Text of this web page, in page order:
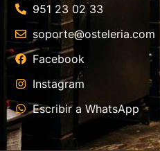
951 23 02 33
soporte@osteleria.com
Facebook
Instagram
Escribir a WhatsApp